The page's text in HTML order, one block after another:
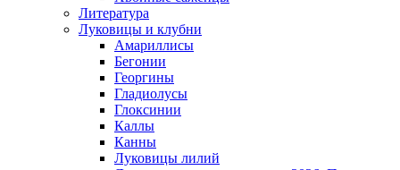
Литература
Луковицы и клубни
Амариллисы
Бегонии
Георгины
Гладиолусы
Глоксинии
Каллы
Канны
Луковицы лилий